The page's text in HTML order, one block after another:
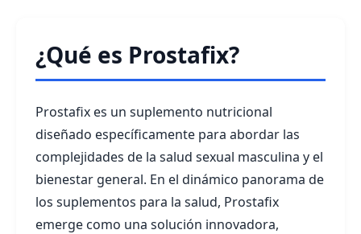
¿Qué es Prostafix?
Prostafix es un suplemento nutricional
diseñado específicamente para abordar las
complejidades de la salud sexual masculina y el
bienestar general. En el dinámico panorama de
los suplementos para la salud, Prostafix
emerge como una solución innovadora,